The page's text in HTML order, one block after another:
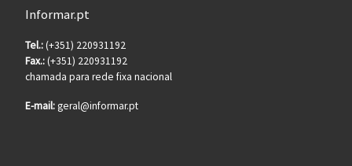
Informar.pt
Tel.:(+351) 220931192
Fax.:(+351) 220931192
chamada para rede fixa nacional
E-mail:geral@informar.pt